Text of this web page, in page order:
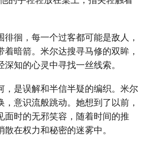
徘徊，每一个过客都可能是敌人，
着暗箭。米尔达搜寻马修的双眸，
知的心灵中寻找一丝线索。
，是误解和半信半疑的编织。米尔
，意识流般跳动。她想到了以前，
面时的无邪笑容，随着时间的推
在权力和秘密的迷雾中。